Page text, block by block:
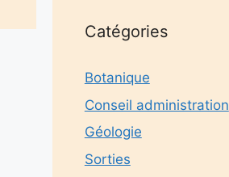
Catégories
Botanique
Conseil administration
Géologie
Sorties